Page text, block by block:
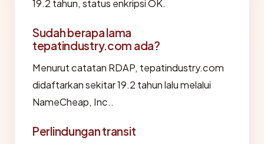
19.2 tahun, status enkripsi OK.
Sudah berapa lama
tepatindustry.com ada?
Menurut catatan RDAP, tepatindustry.com
didaftarkan sekitar 19.2 tahun lalu melalui
NameCheap, Inc..
Perlindungan transit